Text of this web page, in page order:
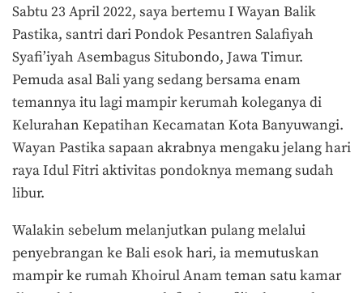
Sabtu 23 April 2022, saya bertemu I Wayan Balik
Pastika, santri dari Pondok Pesantren Salafiyah
Syafi’iyah Asembagus Situbondo, Jawa Timur.
Pemuda asal Bali yang sedang bersama enam
temannya itu lagi mampir kerumah koleganya di
Kelurahan Kepatihan Kecamatan Kota Banyuwangi.
Wayan Pastika sapaan akrabnya mengaku jelang hari
raya Idul Fitri aktivitas pondoknya memang sudah
libur.
Walakin sebelum melanjutkan pulang melalui
penyebrangan ke Bali esok hari, ia memutuskan
mampir ke rumah Khoirul Anam teman satu kamar